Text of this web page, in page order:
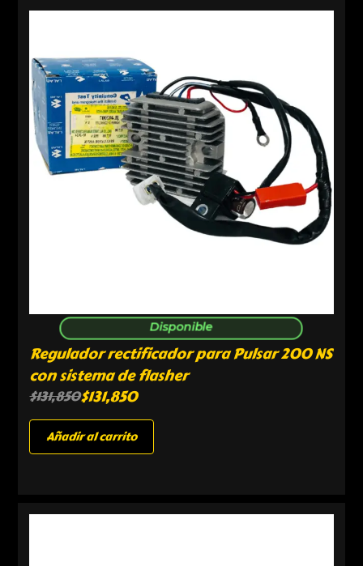
Disponible
Regulador rectificador para Pulsar 200 NS
con sistema de flasher
$131,850$131,850
Añadir al carrito